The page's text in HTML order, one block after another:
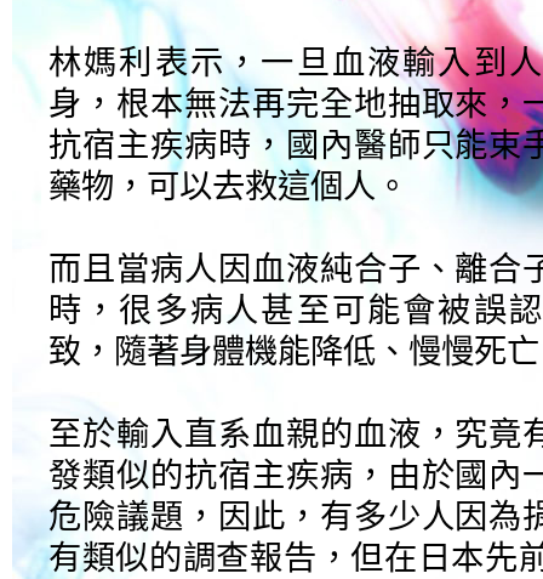
林媽利表示，一旦血液輸入到
身，根本無法再完全地抽取來，
抗宿主疾病時，國內醫師只能束
藥物，可以去救這個人。
而且當病人因血液純合子、離合
時，很多病人甚至可能會被誤
致，隨著身體機能降低、慢慢死
至於輸入直系血親的血液，究竟
發類似的抗宿主疾病，由於國內
危險議題，因此，有多少人因為
有類似的調查報告，但在日本先